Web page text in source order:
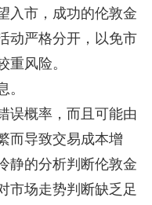
入市，成功的伦敦金
动严格分开，以免市
风险。
误概率，而且可能由
而导致交易成本增
静的分析判断伦敦金
市场走势判断缺乏足